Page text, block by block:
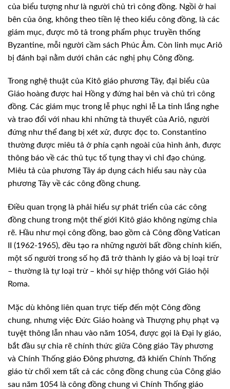
của biểu tượng như là người chủ trì công đồng. Ngồi ở hai
bên của ông, không theo tiền lệ theo kiểu công đồng, là các
giám mục, được mô tả trong phẩm phục truyền thống
Byzantine, mỗi người cầm sách Phúc Âm. Còn linh mục Ariô
bị đánh bại nằm dưới chân các nghị phụ Công đồng.
Trong nghệ thuật của Kitô giáo phương Tây, đại biểu của
Giáo hoàng được hai Hồng y đứng hai bên và chủ trì công
đồng. Các giám mục trong lễ phục nghi lễ La tinh lắng nghe
và trao đổi với nhau khi những tà thuyết của Ariô, người
đứng như thể đang bị xét xử, được đọc to. Constantino
thường được miêu tả ở phía cạnh ngoài của hình ảnh, được
thông báo về các thủ tục tố tụng thay vì chỉ đạo chúng.
Miêu tả của phương Tây áp dụng cách hiểu sau này của
phương Tây về các công đồng chung.
Điều quan trọng là phải hiểu sự phát triển của các công
đồng chung trong một thế giới Kitô giáo không ngừng chia
rẽ. Hầu như mọi công đồng, bao gồm cả Công đồng Vatican
II (1962-1965), đều tạo ra những người bất đồng chính kiến,
một số người trong số họ đã trở thành ly giáo và bị loại trừ
– thường là tự loại trừ – khỏi sự hiệp thông với Giáo hội
Roma.
Mặc dù không liên quan trực tiếp đến một Công đồng
chung, nhưng việc Đức Giáo hoàng và Thượng phụ phạt vạ
tuyệt thông lẫn nhau vào năm 1054, được gọi là Đại ly giáo,
bắt đầu sự chia rẽ chính thức giữa Công giáo Tây phương
và Chính Thống giáo Đông phương, đã khiến Chính Thống
giáo từ chối xem tất cả các công đồng chung của Công giáo
sau năm 1054 là công đồng chung vì Chính Thống giáo